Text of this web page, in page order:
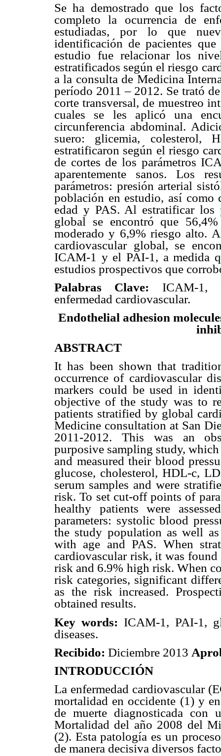
Se ha demostrado que los
completo la ocurrencia de
estudiadas, por lo que
identificación de pacientes
estudio fue relacionar los
estratificados según el riesgo
a la consulta de Medicina
período 2011 – 2012. Se trató
corte transversal, de muestreo
cuales se les aplicó una
circunferencia abdominal.
suero: glicemia,
estratificaron según el riesgo
de cortes de los parámetros
aparentemente sanos. Los
parámetros: presión arterial
población en estudio, así
edad y PAS. Al estratificar los
global se encontró que
moderado y 6,9% riesgo alto.
cardiovascular global, se
ICAM-1 y el PAI-1, a medida
estudios prospectivos que
Palabras Clave: ICAM-1,
enfermedad cardiovascular.
Endothelial adhesion
ABSTRACT
It has been shown that
occurrence of cardiovascular
markers could be used in
objective of the study was to
patients stratified by global
Medicine consultation at San
2011-2012. This was an
purposive sampling study,
and measured their blood
glucose, cholesterol, HDL-c,
serum samples and were
risk. To set cut-off points of
healthy patients were
parameters: systolic blood
the study population as well
with age and PAS. When
cardiovascular risk, it was
risk and 6.9% high risk. When
risk categories, significant
as the risk increased.
obtained results.
Key words: ICAM-1, PAI-1,
diseases.
Recibido: Diciembre 2013
INTRODUCCIÓN
La enfermedad cardiovascular
mortalidad en occidente (1) y
de muerte diagnosticada con
Mortalidad del año 2008 del
(2). Esta patología es un
de manera decisiva diversos